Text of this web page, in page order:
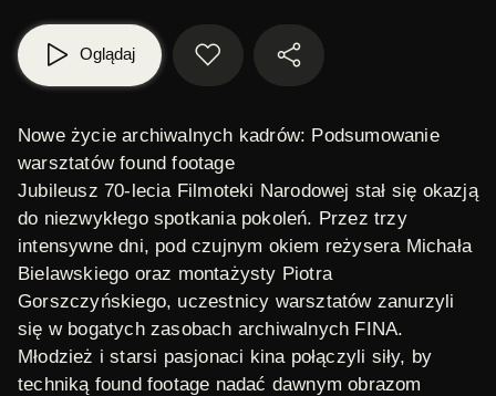
Oglądaj
Nowe życie archiwalnych kadrów: Podsumowanie
warsztatów found footage
Jubileusz 70-lecia Filmoteki Narodowej stał się okazją
do niezwykłego spotkania pokoleń. Przez trzy
intensywne dni, pod czujnym okiem reżysera Michała
Bielawskiego oraz montażysty Piotra
Gorszczyńskiego, uczestnicy warsztatów zanurzyli
się w bogatych zasobach archiwalnych FINA.
Młodzież i starsi pasjonaci kina połączyli siły, by
techniką found footage nadać dawnym obrazom